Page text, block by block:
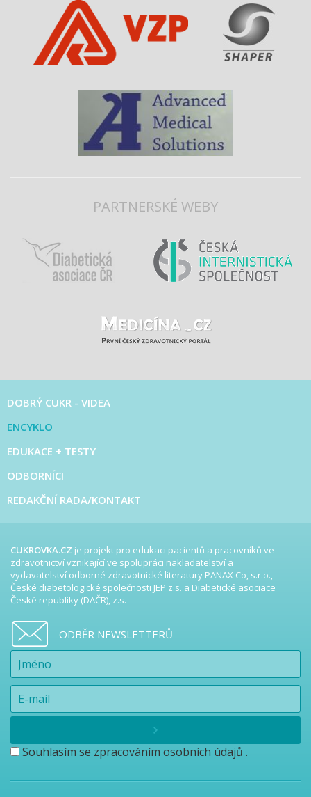
PARTNERSKÉ WEBY
DOBRÝ CUKR - VIDEA
ENCYKLO
EDUKACE + TESTY
ODBORNÍCI
REDAKČNÍ RADA/KONTAKT
CUKROVKA.CZ je projekt pro edukaci pacientů a pracovníků ve
zdravotnictví vznikající ve spolupráci nakladatelství a
vydavatelství odborné zdravotnické literatury PANAX Co, s.r.o.,
České diabetologické společnosti JEP z.s. a Diabetické asociace
České republiky (DAČR), z.s.
ODBĚR NEWSLETTERŮ
Souhlasím se zpracováním osobních údajů .